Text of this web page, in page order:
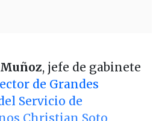
, jefe de gabinete
de Grandes
Servicio de
Christian Soto